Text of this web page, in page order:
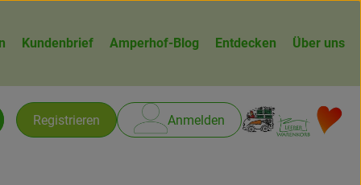
Kundenbrief Amperhof-Blog Entdecken Über uns
Registrieren Anmelden